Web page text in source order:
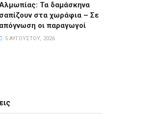
Τα δαμάσκηνα
σαπίζουν στα χωράφια – Σε
απόγνωση οι παραγωγοί
5 ΑΥΓΟΎΣΤΟΥ, 2026